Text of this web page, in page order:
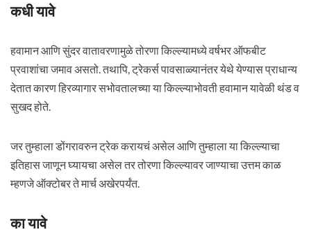
कधी यावे
हवामान आणि सुंदर वातावरणामुळे तोरणा किल्ल्यामध्ये वर्षभर ऑफबीट
प्रवाशांचा जमाव असतो. तथापि, ट्रेकर्स पावसाळ्यानंतर येथे येण्यास प्राधान्य
देतात कारण हिरव्यागार सभोवतालच्या या किल्ल्याभोवती हवामान यावेळी थंड व
सुखद होते.
जर तुम्हाला डोंगरावरुन ट्रेक करायचं असेल आणि तुम्हाला या किल्ल्याचा
इतिहास जाणून घ्यायचा असेल तर तोरणा किल्ल्यावर जाण्याचा उत्तम काळ
म्हणजे ऑक्टोबर ते मार्च अखेरपर्यंत.
का यावे